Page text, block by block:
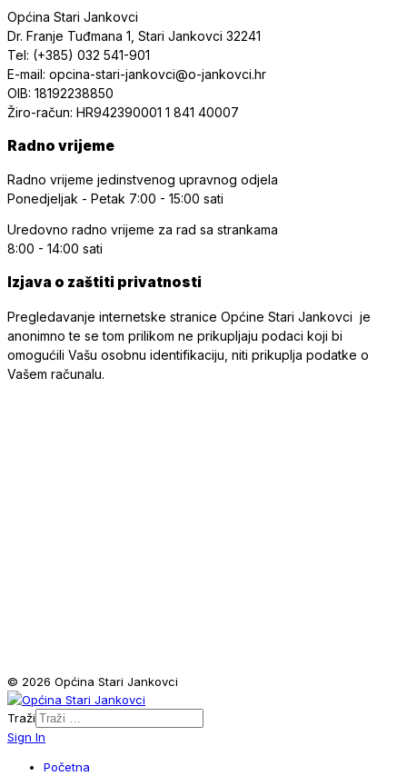
Općina Stari Jankovci
Dr. Franje Tuđmana 1, Stari Jankovci 32241
Tel: (+385) 032 541-901
E-mail: opcina-stari-jankovci@o-jankovci.hr
OIB: 18192238850
Žiro-račun: HR942390001 1 841 40007
Radno vrijeme
Radno vrijeme jedinstvenog upravnog odjela
Ponedjeljak - Petak 7:00 - 15:00 sati
Uredovno radno vrijeme za rad sa strankama
8:00 - 14:00 sati
Izjava o zaštiti privatnosti
Pregledavanje internetske stranice Općine Stari Jankovci je
anonimno te se tom prilikom ne prikupljaju podaci koji bi
omogućili Vašu osobnu identifikaciju, niti prikuplja podatke o
Vašem računalu.
© 2026 Općina Stari Jankovci
Traži
Sign In
Početna